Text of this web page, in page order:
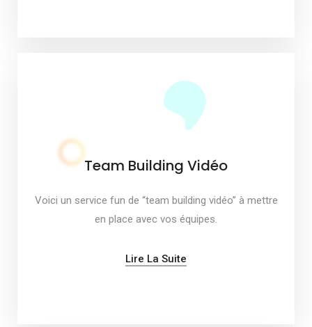
Team Building Vidéo
Voici un service fun de “team building vidéo” à mettre
en place avec vos équipes.
Lire La Suite